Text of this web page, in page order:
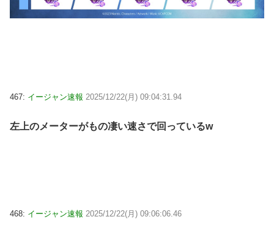
467: イージャン速報 2025/12/22(月) 09:04:31.94
左上のメーターがもの凄い速さで回っているw
468: イージャン速報 2025/12/22(月) 09:06:06.46